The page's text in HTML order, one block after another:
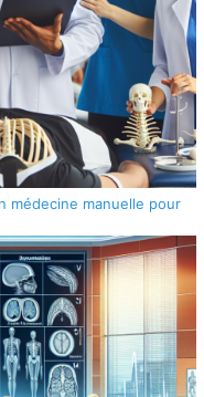
médecine manuelle pour